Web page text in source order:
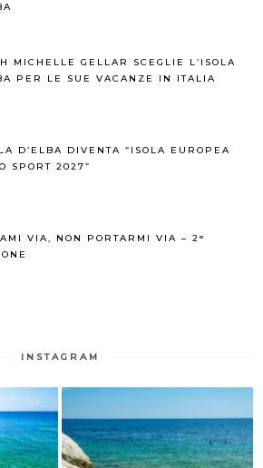
MICHELLE GELLAR SCEGLIE L’ISOLA
PER LE SUE VACANZE IN ITALIA
D’ELBA DIVENTA “ISOLA EUROPEA
SPORT 2027”
VIA, NON PORTARMI VIA – 2°
INSTAGRAM